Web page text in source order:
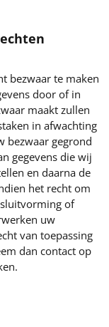
bezwaar te maken
door of in
maakt zullen
in afwachting
bezwaar gegrond
gegevens die wij
en daarna de
het recht om
of
uw
van toepassing
dan contact op